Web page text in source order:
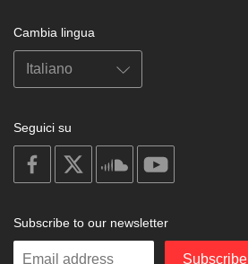
Cambia lingua
Seguici su
on
facebook
soundcloud
Subscribe to our newsletter
Enter
Subscribe